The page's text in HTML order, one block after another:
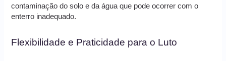
contaminação do solo e da água que pode ocorrer com o
enterro inadequado.
Flexibilidade e Praticidade para o Luto